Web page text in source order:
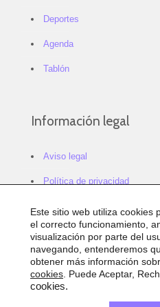
Deportes
Agenda
Tablón
Información legal
Aviso legal
Política de privacidad
Política de cookies
Configurar cookies
Sitemap
Accesibilidad
Este sitio web utiliza cookies
el correcto funcionamiento,
visualización por parte del
navegando, entenderemos
obtener más información
cookies . Puede Aceptar,
cookies.